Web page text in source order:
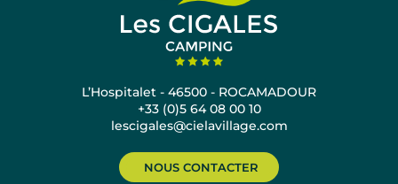
L’Hospitalet - 46500 - ROCAMADOUR
+33 (0)5 64 08 00 10
lescigales@cielavillage.com
NOUS CONTACTER